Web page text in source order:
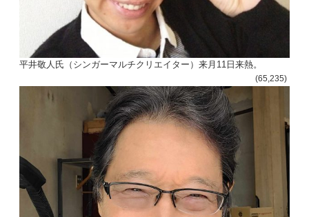
平井敬人氏（シンガーマルチクリエイター）来月11日来熱。
(65,235)